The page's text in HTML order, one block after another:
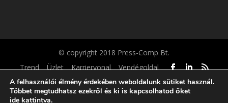
© copyright 2018 Press-Comp Bt.
Trend
Üzlet Karriervonal
Vendégoldal
A felhasználói élmény érdekében weboldalunk sütiket használ.
Többet megtudhatsz ezekről és ki is kapcsolhatod őket
ide kattintva.